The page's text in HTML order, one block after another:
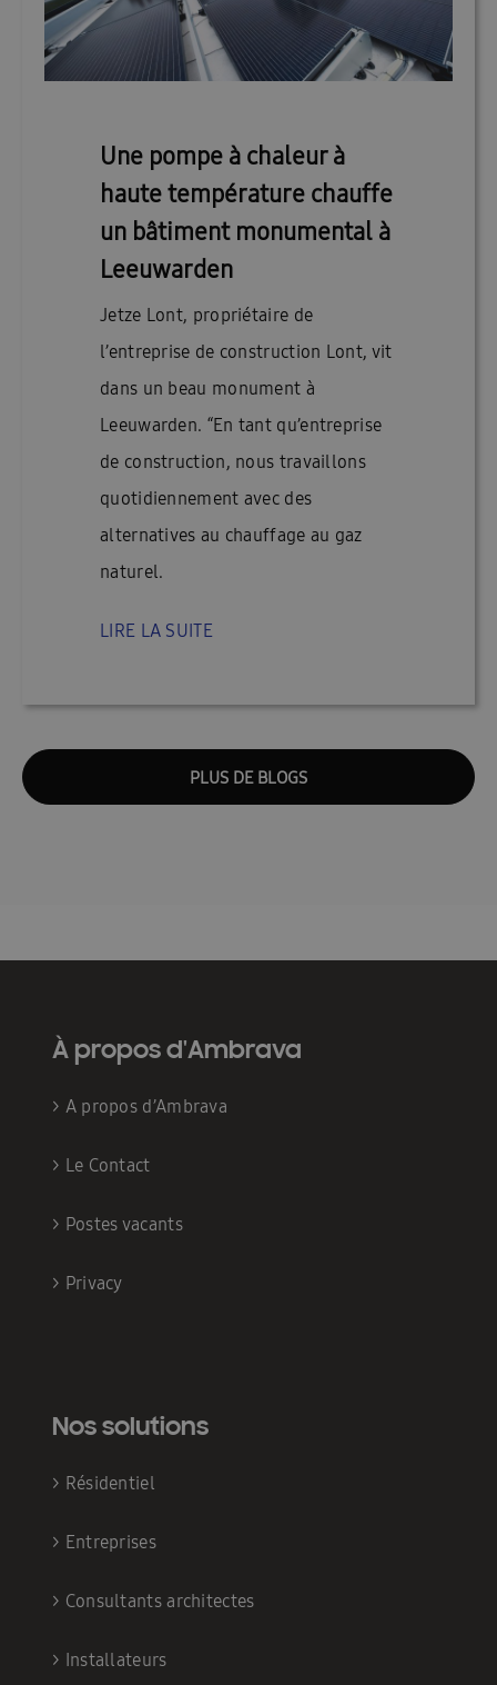
Une pompe à chaleur à
haute température chauffe
un bâtiment monumental à
Leeuwarden
Jetze Lont, propriétaire de
l’entreprise de construction Lont, vit
dans un beau monument à
Leeuwarden. “En tant qu’entreprise
de construction, nous travaillons
quotidiennement avec des
alternatives au chauffage au gaz
naturel.
LIRE LA SUITE
PLUS DE BLOGS
À propos d'Ambrava
> A propos d’Ambrava
> Le Contact
> Postes vacants
> Privacy
Nos solutions
> Résidentiel
> Entreprises
> Consultants architectes
> Installateurs